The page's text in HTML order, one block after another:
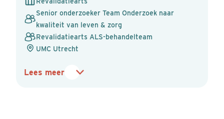
Senior onderzoeker Team Onderzoek naar
kwaliteit van leven & zorg
Revalidatiearts ALS-behandelteam
UMC Utrecht
Lees meer